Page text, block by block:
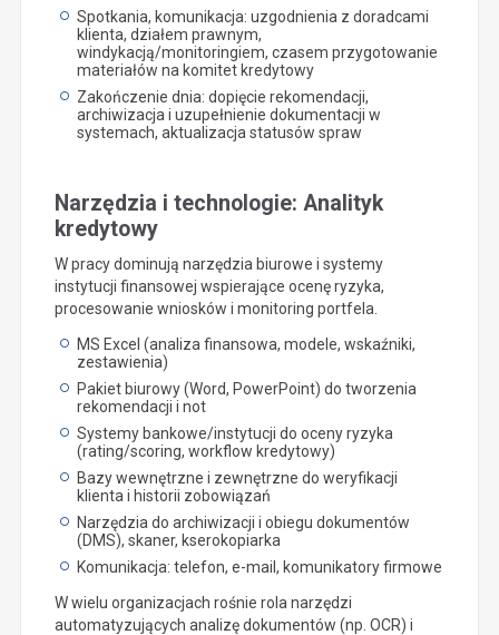
Spotkania, komunikacja: uzgodnienia z doradcami
klienta, działem prawnym,
windykacją/monitoringiem, czasem przygotowanie
materiałów na komitet kredytowy
Zakończenie dnia: dopięcie rekomendacji,
archiwizacja i uzupełnienie dokumentacji w
systemach, aktualizacja statusów spraw
Narzędzia i technologie: Analityk
kredytowy
W pracy dominują narzędzia biurowe i systemy
instytucji finansowej wspierające ocenę ryzyka,
procesowanie wniosków i monitoring portfela.
MS Excel (analiza finansowa, modele, wskaźniki,
zestawienia)
Pakiet biurowy (Word, PowerPoint) do tworzenia
rekomendacji i not
Systemy bankowe/instytucji do oceny ryzyka
(rating/scoring, workflow kredytowy)
Bazy wewnętrzne i zewnętrzne do weryfikacji
klienta i historii zobowiązań
Narzędzia do archiwizacji i obiegu dokumentów
(DMS), skaner, kserokopiarka
Komunikacja: telefon, e-mail, komunikatory firmowe
W wielu organizacjach rośnie rola narzędzi
automatyzujących analizę dokumentów (np. OCR) i